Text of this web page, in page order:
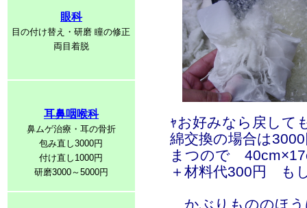
眼科
目の付け替え・研磨 瞳の修正
両目着脱
耳鼻咽喉科
鼻ムゲ治療・耳の骨折
包み直し3000円
付け直し1000円
研磨3000～5000円
ｬお好みなら戻し
綿交換の場合は
まつので
＋材料代300円 も
かぶりもののほ